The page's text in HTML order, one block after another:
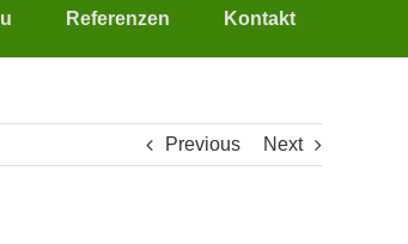
Referenzen Kontakt
Previous Next